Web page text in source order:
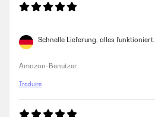
Schnelle Lieferung, alles funktioniert.
Amazon-Benutzer
Traduire